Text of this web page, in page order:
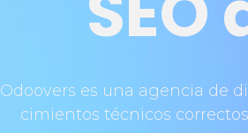
Odoovers es una agencia de
cimientos técnicos